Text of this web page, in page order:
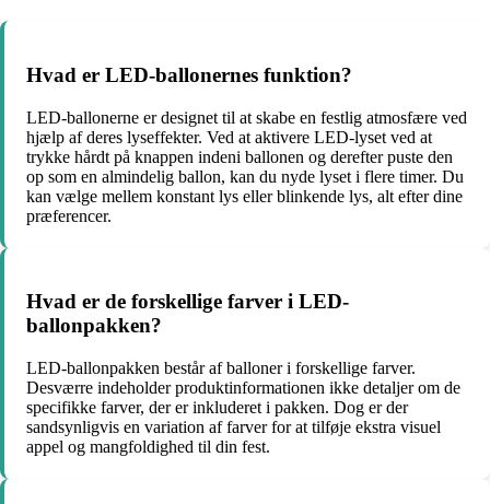
Hvad er LED-ballonernes funktion?
LED-ballonerne er designet til at skabe en festlig atmosfære ved
hjælp af deres lyseffekter. Ved at aktivere LED-lyset ved at
trykke hårdt på knappen indeni ballonen og derefter puste den
op som en almindelig ballon, kan du nyde lyset i flere timer. Du
kan vælge mellem konstant lys eller blinkende lys, alt efter dine
præferencer.
Hvad er de forskellige farver i LED-
ballonpakken?
LED-ballonpakken består af balloner i forskellige farver.
Desværre indeholder produktinformationen ikke detaljer om de
specifikke farver, der er inkluderet i pakken. Dog er der
sandsynligvis en variation af farver for at tilføje ekstra visuel
appel og mangfoldighed til din fest.